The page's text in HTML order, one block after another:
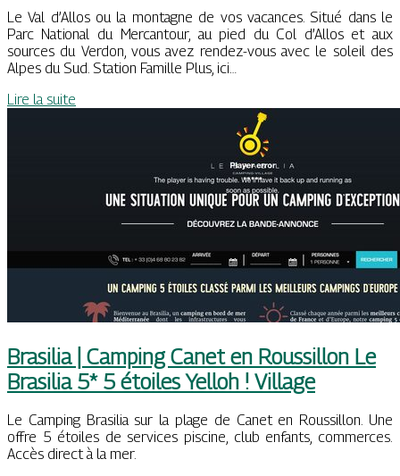
Le Val d’Allos ou la montagne de vos vacances. Situé dans le
Parc National du Mercantour, au pied du Col d’Allos et aux
sources du Verdon, vous avez rendez-vous avec le soleil des
Alpes du Sud. Station Famille Plus, ici…
Lire la suite
Brasilia | Camping Canet en Roussillon Le
Brasilia 5* 5 étoiles Yelloh ! Village
Le Camping Brasilia sur la plage de Canet en Roussillon. Une
offre 5 étoiles de services piscine, club enfants, commerces.
Accès direct à la mer.